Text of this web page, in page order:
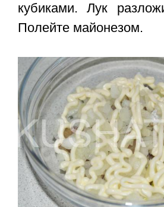
кубиками. Лук
Полейте майонезом.